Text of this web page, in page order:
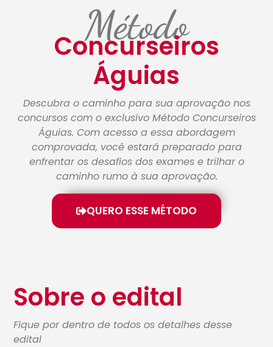
Método
Concurseiros
Águias
Descubra o caminho para sua aprovação nos
concursos com o exclusivo Método Concurseiros
Águias. Com acesso a essa abordagem
comprovada, você estará preparado para
enfrentar os desafios dos exames e trilhar o
caminho rumo à sua aprovação.
QUERO ESSE MÉTODO
Sobre o edital
Fique por dentro de todos os detalhes desse
edital